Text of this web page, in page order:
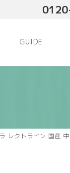
GUIDE
レクトライン 国産